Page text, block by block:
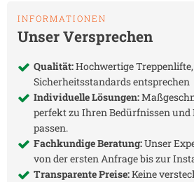
INFORMATIONEN
Unser Versprechen
Qualität:Hochwertige
Sicherheitsstandards entsprechen
Individuelle Lösungen:
perfekt zu Ihren Bedürfnissen
passen.
Fachkundige Beratung:Unser
von der ersten Anfrage bis zur
Transparente Preise:Keine